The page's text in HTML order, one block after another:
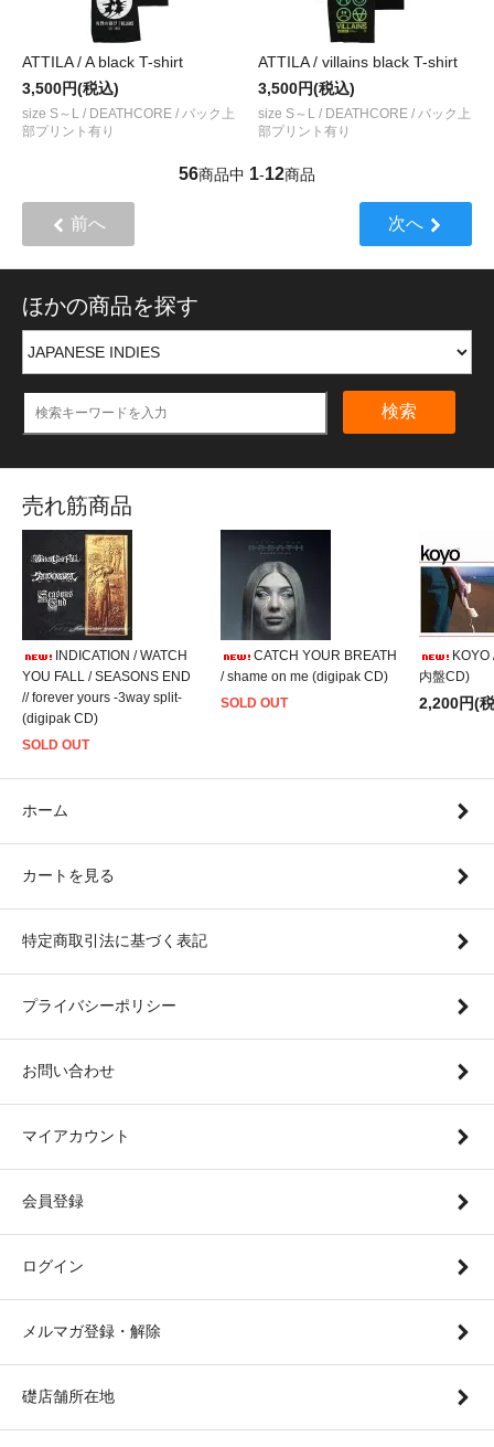
ATTILA / A black T-shirt
3,500円(税込)
size S～L / DEATHCORE / バック上
部プリント有り
ATTILA / villains black T-shirt
3,500円(税込)
size S～L / DEATHCORE / バック上
部プリント有り
56商品中 1-12商品
前へ 次へ
ほかの商品を探す
検索
売れ筋商品
INDICATION / WATCH
YOU FALL / SEASONS END
// forever yours -3way split-
(digipak CD)
SOLD OUT
CATCH YOUR BREATH
/ shame on me (digipak CD)
SOLD OUT
内盤CD)
2,200円(
ホーム
カートを見る
特定商取引法に基づく表記
プライバシーポリシー
お問い合わせ
マイアカウント
会員登録
ログイン
メルマガ登録・解除
礎店舗所在地